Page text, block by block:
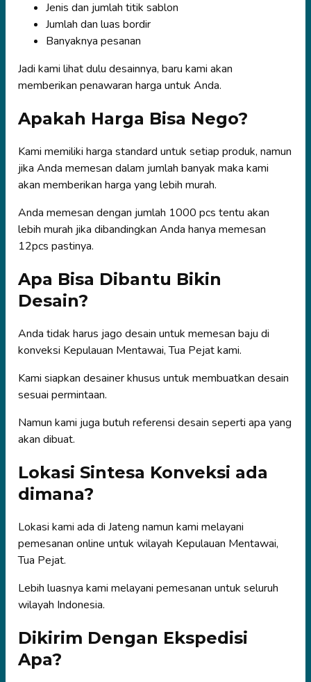
Jenis dan jumlah titik sablon
Jumlah dan luas bordir
Banyaknya pesanan
Jadi kami lihat dulu desainnya, baru kami akan
memberikan penawaran harga untuk Anda.
Apakah Harga Bisa Nego?
Kami memiliki harga standard untuk setiap produk, namun
jika Anda memesan dalam jumlah banyak maka kami
akan memberikan harga yang lebih murah.
Anda memesan dengan jumlah 1000 pcs tentu akan
lebih murah jika dibandingkan Anda hanya memesan
12pcs pastinya.
Apa Bisa Dibantu Bikin
Desain?
Anda tidak harus jago desain untuk memesan baju di
konveksi Kepulauan Mentawai, Tua Pejat kami.
Kami siapkan desainer khusus untuk membuatkan desain
sesuai permintaan.
Namun kami juga butuh referensi desain seperti apa yang
akan dibuat.
Lokasi Sintesa Konveksi ada
dimana?
Lokasi kami ada di Jateng namun kami melayani
pemesanan online untuk wilayah Kepulauan Mentawai,
Tua Pejat.
Lebih luasnya kami melayani pemesanan untuk seluruh
wilayah Indonesia.
Dikirim Dengan Ekspedisi
Apa?